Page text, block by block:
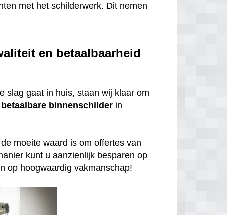
met het schilderwerk. Dit nemen
en betaalbaarheid
slag gaat in huis, staan wij klaar om
betaalbare binnenschilder in
moeite waard is om offertes van
kunt u aanzienlijk besparen op
op hoogwaardig vakmanschap!